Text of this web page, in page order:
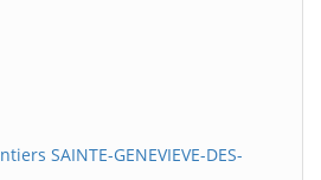
SAINTE-GENEVIEVE-DES-